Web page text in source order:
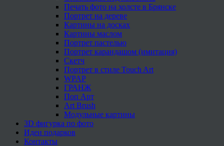
Печать фото на холсте в Брянске
Портрет на дереве
Картины на досках
Картины маслом
Портрет пастелью
Портрет карандашом (имитация)
Скетч
Портрет в стиле Touch Art
WPAP
ГРАНЖ
Поп Арт
Art Brush
Модульные картины
3D фигурка по фото
Идеи подарков
Контакты